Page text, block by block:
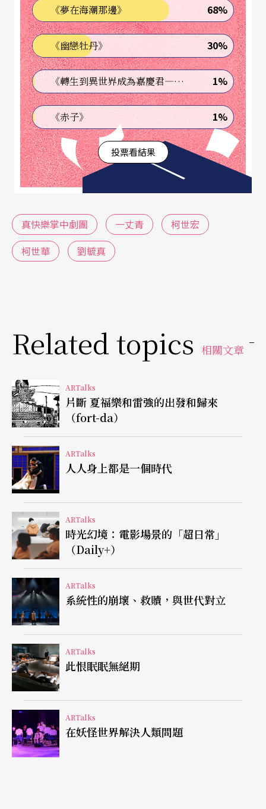
騎上腳踏車，翻山越嶺到鄉里行間，靠著布袋戲吸
引觀眾的聚集，藉著演出中的廣告賣藥，賺取微薄
的生活所需。」（註）但如此寫實場景，卻是以各
種看似與真實背道而馳的“make-believe”所重
建。值得一提的是，這些劇場手法絕非天馬行空、
去脈絡的混搭拼湊而已，而是有所本的引用與延
伸，是自傳統中翻新的當代語彙。
傳統與當代的對話的確早已延燒多年，但大多數時
候，特別是在黑盒子劇場幾乎已自成一格的空間運
用，總是令人聯想到西方劇場現代主義以降的影
響：安靜專注、正襟危坐的觀戲體驗，以及分工明
確的劇場專業。所謂的傳統，往往成了當代的映照
青》，在平鋪直敘的傳統文本、代代相傳的技藝
《孟婆湯》在手法上來得大破大立，依舊維持著以
布袋戲傳統為本的表演方式，對於戲台空間的轉化
卻是同等精練。正如我們在自西方移植的當代劇場
空間，拉出一條繩索宛如雙方地界，藉此感受著傳
統廟埕的庶民戲劇體驗，憑藉的不是擬真再現，而
是圍繞著三台腳踏車營造的克難美學。
黑盒子劇場與走唱戲班的共通點
腳踏車指涉的，除了真實人生經驗外，更是前數位
時代的機械動能，是人的身體勞動與物件配合而產
生的連動（某方面而言也近似於偶戲演出的基本概
念），是充滿個人機動性的生活方式。先是樂師牽
著一台腳踏車進場，以高高低低的橫桿座椅充當樂
器架與譜架；接著演員騎著兩台腳踏車登台，把車
停在舞台中央，以此架設「戲台」，更隨著情節需
要，拉起兩面旗子作為布幕，前後左右、上上下
下、裡裡外外變換位置，制式僵化的黑盒子也在此
讓位予另一種截然不同且靈活克難的空間感，以此
《夢在海潮那邊》 68%
《幽戀牡丹》 30%
《轉生到異世界成為嘉慶君—發現我的祖先是詐騙集團!?》 1%
《赤子》 1%
投票看結果
真快樂掌中劇團 一丈青
柯世宏
柯世華
劉毓真
Related topics 相關文章
ARTalks
片斷 夏福樂和雷強的出發和歸來
（fort-da）
ARTalks
人人身上都是一個時代
ARTalks
時光幻境：電影場景的「超日常」
（Daily+）
ARTalks
系統性的崩壞、救贖，與世代對立
ARTalks
此恨眠眠無絕期
ARTalks
在妖怪世界解決人類問題